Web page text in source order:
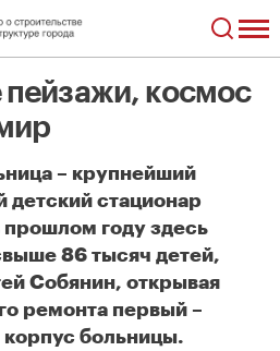
космос
– крупнейший
стационар
прошлом году здесь
86 тысяч детей,
Собянин, открывая
ремонта первый –
корпус больницы.